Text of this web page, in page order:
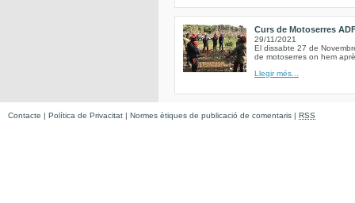
Curs de Motoserres
29/11/2021
El dissabte 27 de
de motoserres on hem
Llegir més...
Contacte | Política de Privacitat | Normes ètiques de publicació de comentaris | RSS